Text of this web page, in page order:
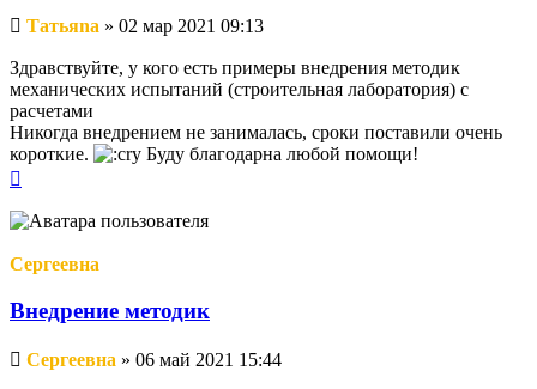
Непрочитанное
Тaтьяna » 02 мар 2021 09:13
Здравствуйте, у кого есть примеры внедрения методик
механических испытаний (строительная лаборатория) с
расчетами
Никогда внедрением не занималась, сроки поставили очень
короткие.
Буду благодарна любой помощи!
началу
Сергеевна
Внедрение методик
Непрочитанное
сообщение
Сергеевна » 06 май 2021 15:44